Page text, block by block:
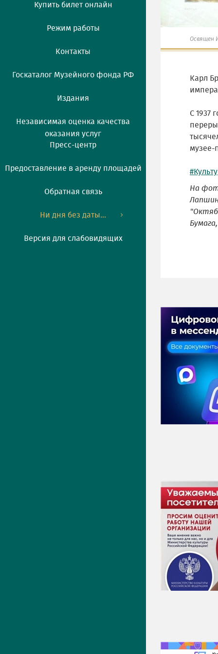
Купить билет онлайн
Режим работы
Контакты
Госкаталог Музейного фонда РФ
Издания
Независимая оценка качества
оказания услуг
Пресс-центр
Предоставление в аренду площадей
Обратная связь
Ни дня без даты...
Версия для слабовидящих
Освящен
Карл
С 1937
музее-
На